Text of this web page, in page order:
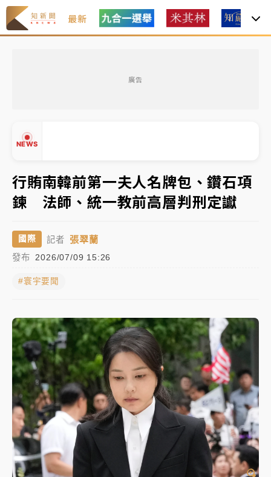
最新
廣告
NEWS
處置制度大變革！ 證交所今起縮短股票「關禁閉」天
數與撮合時間
才續任就飛美國大學面試 清大校長高為元致歉：機會
到來時引起我的好奇
白海豚颱風解除海警 西南風來了！4縣市大雨特報、各
分析｜
標？ 鴻海本週法說法人關注的四大重點
中租控股7月營收創今年新高 前7月獲利成長6%
獨家｜
和欣客運總裁逝世！少東涉洗錢遭收押 戴手銬
腳鐐提前奔靈堂畫面曝
處置制度大變革！ 證交所今起縮短股票「關禁閉」天
數與撮合時間
才續任就飛美國大學面試 清大校長高為元致歉：機會
到來時引起我的好奇
▲
行賄南韓前第一夫人名牌包、鑽石項
鍊 法師、統一教前高層判刑定讞
國際 記者 張翠蘭
發布 2026/07/09 15:26
#寰宇要聞